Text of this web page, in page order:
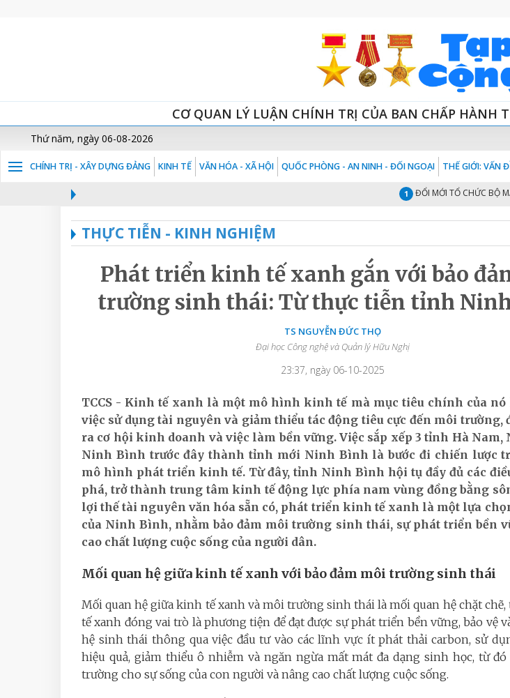
CƠ QUAN LÝ LUẬN CHÍNH TRỊ CỦA BAN CHẤP HÀNH
Thứ năm, ngày 06-08-2026
CHÍNH TRỊ - XÂY DỰNG ĐẢNG KINH TẾ VĂN HÓA - XÃ HỘI QUỐC PHÒNG - AN NINH - ĐỐI NGOẠI THẾ GIỚI: VẤN
ĐỔI MỚI TỔ CHỨC BỘ MÁY
THỰC TIỄN - KINH NGHIỆM
Phát triển kinh tế xanh gắn với bảo
trường sinh thái: Từ thực tiễn tỉnh
TS NGUYỄN ĐỨC THỌ
Đại học Công nghệ và Quản lý Hữu Nghị
23:37, ngày 06-10-2025
TCCS - Kinh tế xanh là một mô hình kinh tế mà mục tiêu chính của nó
việc sử dụng tài nguyên và giảm thiểu tác động tiêu cực đến môi trường,
ra cơ hội kinh doanh và việc làm bền vững. Việc sắp xếp 3 tỉnh Hà Nam,
Ninh Bình trước đây thành tỉnh mới Ninh Bình là bước đi chiến lược
mô hình phát triển kinh tế. Từ đây, tỉnh Ninh Bình hội tụ đầy đủ các
phá, trở thành trung tâm kinh tế động lực phía nam vùng đồng bằng
lợi thế tài nguyên văn hóa sẵn có, phát triển kinh tế xanh là một lựa
của Ninh Bình, nhằm bảo đảm môi trường sinh thái, sự phát triển bền
cao chất lượng cuộc sống của người dân.
Mối quan hệ giữa kinh tế xanh với bảo đảm môi trường sinh thái
Mối quan hệ giữa kinh tế xanh và môi trường sinh thái là mối quan hệ chặt
tế xanh đóng vai trò là phương tiện để đạt được sự phát triển bền vững, bảo vệ
hệ sinh thái thông qua việc đầu tư vào các lĩnh vực ít phát thải carbon, sử
hiệu quả, giảm thiểu ô nhiễm và ngăn ngừa mất mát đa dạng sinh học, từ
trường cho sự sống của con người và nâng cao chất lượng cuộc sống.